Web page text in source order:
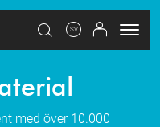
SV
med över 10.000